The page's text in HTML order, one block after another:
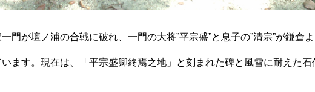
門が壇ノ浦の合戦に破れ、一門の大将”平宗盛”と息子の”清宗”が鎌倉
ます。現在は、「平宗盛卿終焉之地」と刻まれた碑と風雪に耐えた石